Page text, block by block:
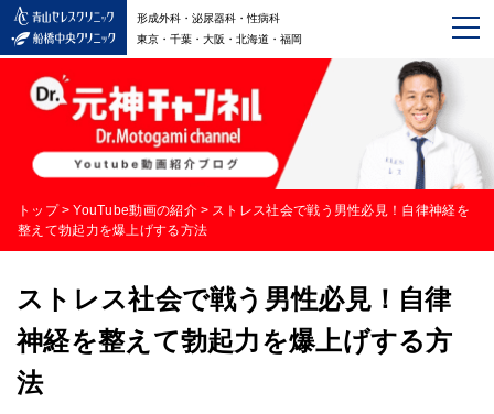
形成外科・泌尿器科・性病科
東京・千葉・大阪・北海道・福岡
トップ > YouTube動画の紹介 > ストレス社会で戦う男性必見！自律神経を
整えて勃起力を爆上げする方法
ストレス社会で戦う男性必見！自律
神経を整えて勃起力を爆上げする方
法